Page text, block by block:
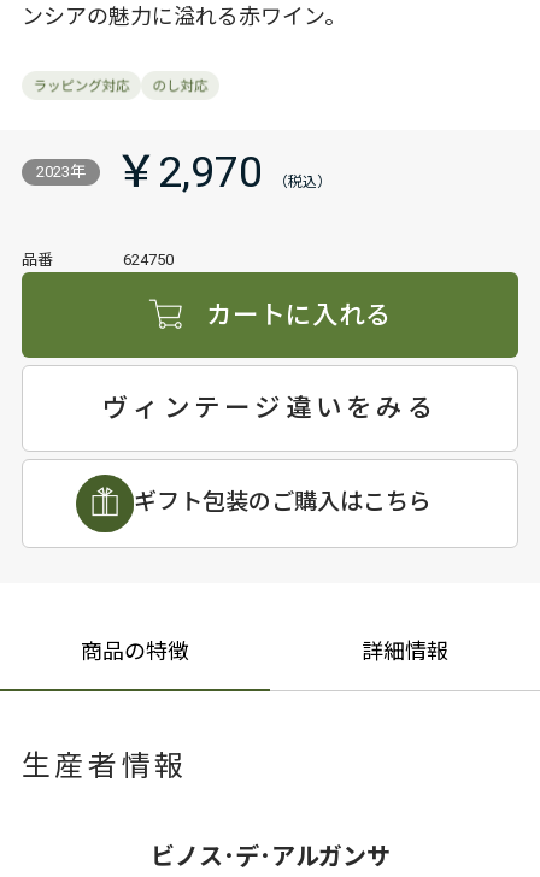
ンシアの魅力に溢れる赤ワイン。
2023年 ￥2,970
品番 624750
カートに入れる
ヴィンテージ違いをみる
ギフト包装のご購入はこちら
商品の特徴 詳細情報
生産者情報
ビノス･デ･アルガンサ